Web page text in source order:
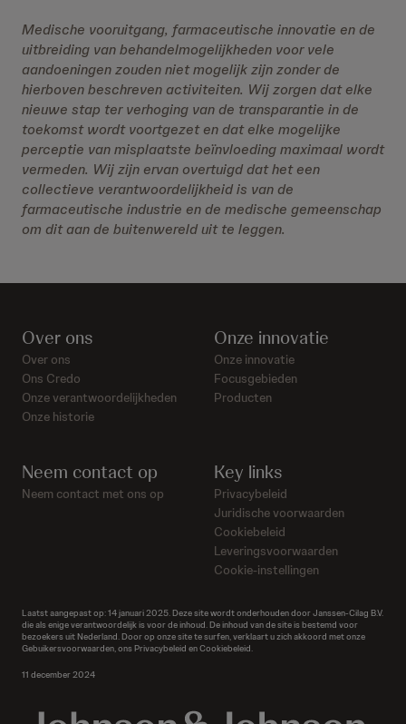
Medische vooruitgang, farmaceutische innovatie en de
uitbreiding van behandelmogelijkheden voor vele
aandoeningen zouden niet mogelijk zijn zonder de
hierboven beschreven activiteiten. Wij zorgen dat elke
nieuwe stap ter verhoging van de transparantie in de
toekomst wordt voortgezet en dat elke mogelijke
perceptie van misplaatste beïnvloeding maximaal wordt
vermeden. Wij zijn ervan overtuigd dat het een
collectieve verantwoordelijkheid is van de
farmaceutische industrie en de medische gemeenschap
om dit aan de buitenwereld uit te leggen.
Over ons
Over ons
Ons Credo
Onze verantwoordelijkheden
Onze historie
Onze innovatie
Onze innovatie
Focusgebieden
Producten
Neem contact op
Neem contact met ons op
Key links
Privacybeleid
Juridische voorwaarden
Cookiebeleid
Leveringsvoorwaarden
Cookie-instellingen
Laatst aangepast op: 14 januari 2025. Deze site wordt onderhouden door Janssen-Cilag B.V.
die als enige verantwoordelijk is voor de inhoud. De inhoud van de site is bestemd voor
bezoekers uit Nederland. Door op onze site te surfen, verklaart u zich akkoord met onze
Gebuikersvoorwaarden, ons Privacybeleid en Cookiebeleid.
11 december 2024